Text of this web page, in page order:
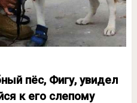
пёс, Фигу, увидел
к его слепому